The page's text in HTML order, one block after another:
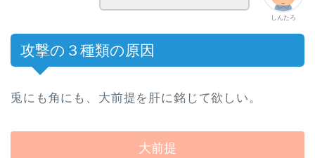
しんたろ
攻撃の３種類の原因
兎にも角にも、大前提を肝に銘じて欲しい。
大前提